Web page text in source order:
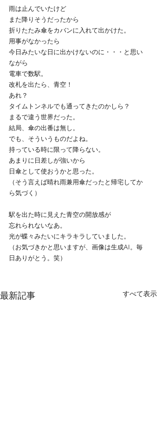
雨は止んでいたけど
また降りそうだったから
折りたたみ傘をカバンに入れて出かけた。
用事がなかったら
今日みたいな日に出かけないのに・・・と思い
ながら
電車で数駅。
改札を出たら、青空！
あれ？
タイムトンネルでも通ってきたのかしら？
まるで違う世界だった。
結局、傘の出番は無し。
でも、そういうものだよね。
持っている時に限って降らない。
あまりに日差しが強いから
日傘として使おうかと思った。
（そう言えば晴れ雨兼用傘だったと帰宅してか
ら気づく）
駅を出た時に見えた青空の開放感が
忘れられないなあ。
光が蝶々みたいにキラキラしていました。
（お気づきかと思いますが、画像は生成AI。毎
日ありがとう。笑）
最新記事 すべて表示